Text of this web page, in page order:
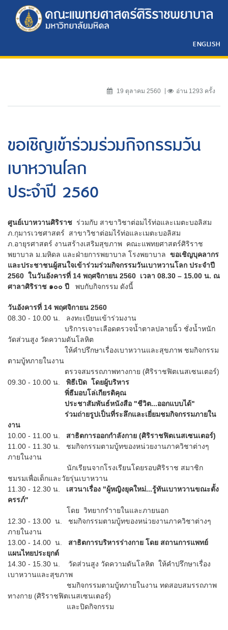
ENGLISH
19 ตุลาคม 2560 อ่าน 1293 ครั้ง
ขอเชิญเข้าร่วมร่วมกิจกรรมวัน
เบาหวานโลก
ประจำปี 2560
ศูนย์เบาหวานศิริราช ร่วมกับ สาขาวิชาต่อมไร้ท่อและเมตะบอลิสม
ภ.กุมารเวชศาสตร์ สาขาวิชาต่อมไร้ท่อและเมตะบอลิสม
ภ.อายุรศาสตร์ งานสร้างเสริมสุขภาพ คณะแพทยศาสตร์ศิริราช
พยาบาล ม.มหิดล และฝ่ายการพยาบาล โรงพยาบาล ขอเชิญบุคลากร
และประชาชนผู้สนใจเข้าร่วมร่วมกิจกรรมวันเบาหวานโลก ประจำปี
2560 ในวันอังคารที่ 14 พฤศจิกายน 2560 เวลา 08.30 – 15.00 น. ณ
ศาลาศิริราช ๑๐๐ ปี พบกับกิจกรรม ดังนี้
วันอังคารที่ 14 พฤศจิกายน 2560
08.30 - 10.00 น. ลงทะเบียนเข้าร่วมงาน
บริการเจาะเลือดตรวจน้ำตาลปลายนิ้ว ชั่งน้ำหนัก
วัดส่วนสูง วัดความดันโลหิต
ให้คำปรึกษาเรื่องเบาหวานและสุขภาพ ชมกิจกรรม
ตามบู้ทภายในงาน
ตรวจสมรรถภาพทางกาย (ศิริราชฟิตเนสเซนเตอร์)
09.30 - 10.00 น. พิธีเปิด โดยผู้บริหาร
พิํธีมอบโล่เกียรติคุณ
ประชาสัมพันธ์หนังสือ "ชีวิต...ออกแบบได้"
ร่วมถ่ายรูปเป็นที่ระลึกและเยี่ยมชมกิจกรรมภายใน
งาน
10.00 - 11.00 น. สาธิตการออกกำลังกาย (ศิริราชฟิตเนสเซนเตอร์)
11.00 - 11.30 น.
ชมกิจกรรมตามบู้ทของหน่วยงานภาควิชาต่างๆ
ภายในงาน
นักเรียนจากโรงเรียนโดยรอบศิริราช สมาชิก
ชมรมเพื่อเด็กและวัยรุ่นเบาหวาน
11.30 - 12.30 น. เสวนาเรื่อง "ผู้หญิงยุคใหม่...รู้ทันเบาหวานขณะตั้ง
ครรภ์"
โดย วิทยากรำายในและภายนอก
12.30 - 13.00 น.
ชมกิจกรรมตามบู้ทของหน่วยงานภาควิชาต่างๆ
ภายในงาน
13.00 - 14.00 น. สาธิตการบริหารร่างกาย โดย สถานการแพทย์
แผนไทยประยุกต์
14.30 - 15.30 น. วัดส่วนสูง วัดความดันโลหิต ให้คำปรึกษาเรื่อง
เบาหวานและสุขภาพ
ชมกิจกรรมตามบู้ทภายในงาน ทดสอบสมรรถภาพ
ทางกาย (ศิริราชฟิตเนสเซนเตอร์)
และปิดกิจกรรม